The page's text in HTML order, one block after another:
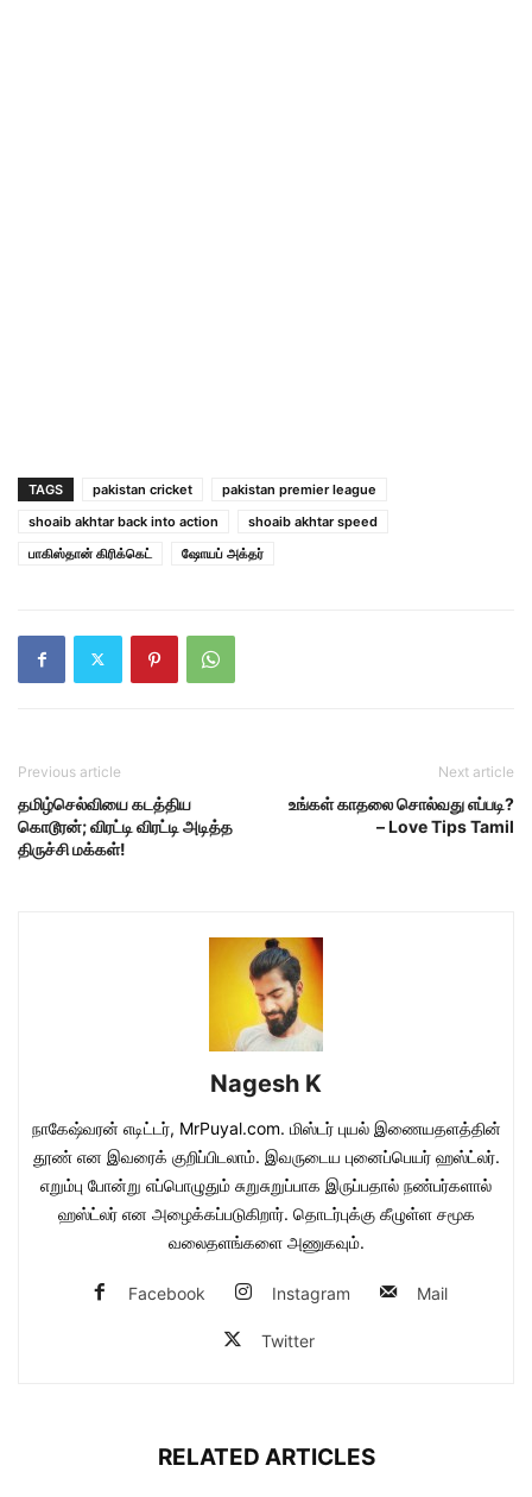
TAGS pakistan cricket
pakistan premier league
shoaib akhtar back into action
shoaib akhtar speed
பாகிஸ்தான் கிரிக்கெட்
ஷோயப் அக்தர்
Previous article
தமிழ்செல்வியை கடத்திய
கொடூரன்; விரட்டி விரட்டி அடித்த
திருச்சி மக்கள்!
Next article
உங்கள் காதலை சொல்வது எப்படி?
– Love Tips Tamil
Nagesh K
நாகேஷ்வரன் எடிட்டர், MrPuyal.com. மிஸ்டர் புயல் இணையதளத்தின்
தூண் என இவரைக் குறிப்பிடலாம். இவருடைய புனைப்பெயர் ஹஸ்ட்லர்.
எறும்பு போன்று எப்பொழுதும் சுறுசுறுப்பாக இருப்பதால் நண்பர்களால்
ஹஸ்ட்லர் என அழைக்கப்படுகிறார். தொடர்புக்கு கீழுள்ள சமூக
வலைதளங்களை அணுகவும்.
Facebook Instagram Mail
Twitter
RELATED ARTICLES